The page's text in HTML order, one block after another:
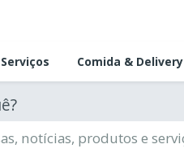
Comida & Delivery